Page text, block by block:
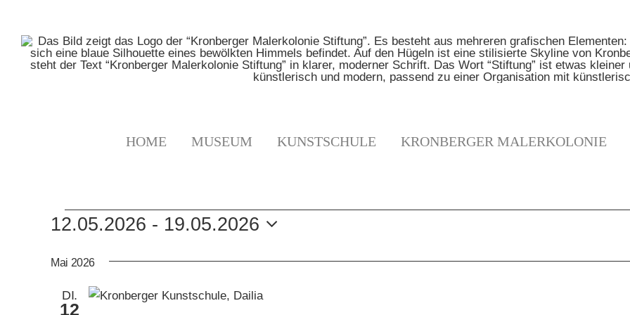
springen
HOME MUSEUM KUNSTSCHULE KRONBERGER MALERKOLONIE
VERANSTALTUNGEN
12.05.2026 - 19.05.2026
wählen.
Mai 2026
DI.
12